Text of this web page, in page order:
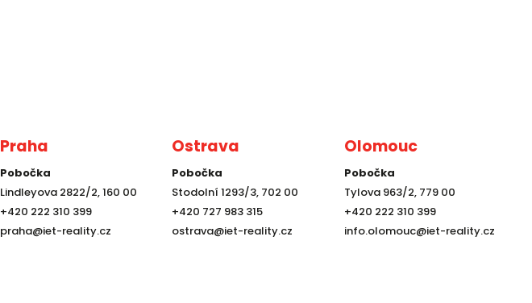
Praha
Pobočka
Lindleyova 2822/2, 160 00
+420 222 310 399
praha@iet-reality.cz
Ostrava
Pobočka
Stodolní 1293/3, 702 00
+420 727 983 315
ostrava@iet-reality.cz
Olomouc
Pobočka
Tylova 963/2, 779 00
+420 222 310 399
info.olomouc@iet-reality.cz